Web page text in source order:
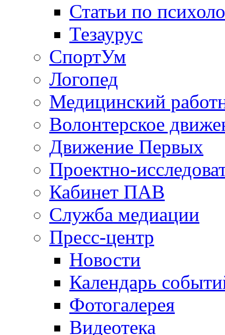
Статьи по
Тезаурус
СпортУм
Логопед
Медицинский
Волонтерское
Движение Первых
Проектно-
Кабинет ПАВ
Служба медиации
Пресс-центр
Новости
Календарь
Фотогалерея
Видеотека